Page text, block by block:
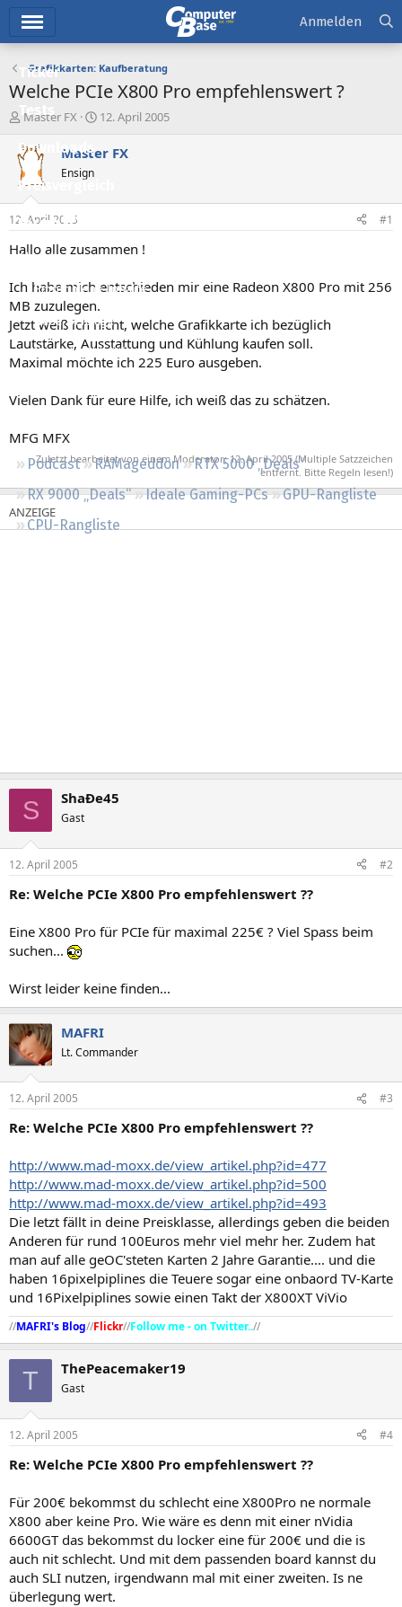
Ticker
Tests
Downloads
Preisvergleich
Forum
Aktuelles
Empfohlene Inhalte
Neue Beiträge
Neueste Aktivitäten
Podcast RAMageddon
RTX 5000 „Deals“
RX 9000 „Deals“
Ideale Gaming-PCs
GPU-Rangliste
CPU-Rangliste
Anmelden
Grafikkarten: Kaufberatung
Welche PCIe X800 Pro empfehlenswert ?
E
s
t
e
e
r
Master FX
E
s
t
a
12. April 2005
Master FX
Ensign
12. April 2005 #1
Hallo alle zusammen !
Ich habe mich entschieden mir eine Radeon X800 Pro mit 256
MB zuzulegen.
Jetzt weiß ich nicht, welche Grafikkarte ich bezüglich
Lautstärke, Ausstattung und Kühlung kaufen soll.
Maximal möchte ich 225 Euro ausgeben.
Vielen Dank für eure Hilfe, ich weiß das zu schätzen.
MFG MFX
Zuletzt bearbeitet von einem Moderator:12. April 2005(Multiple Satzzeichen
entfernt. Bitte Regeln lesen!)
S ShaÐe45
Gast
12. April 2005 #2
Re: Welche PCIe X800 Pro empfehlenswert ??
Eine X800 Pro für PCIe für maximal 225€ ? Viel Spass beim
suchen...
Wirst leider keine finden...
MAFRI
Lt. Commander
12. April 2005 #3
Re: Welche PCIe X800 Pro empfehlenswert ??
http://www.mad-moxx.de/view_artikel.php?id=477
http://www.mad-moxx.de/view_artikel.php?id=500
http://www.mad-moxx.de/view_artikel.php?id=493
Die letzt fällt in deine Preisklasse, allerdings geben die beiden
Anderen für rund 100Euros mehr viel mehr her. Zudem hat
man auf alle geOC'steten Karten 2 Jahre Garantie.... und die
haben 16pixelpiplines die Teuere sogar eine onbaord TV-Karte
und 16Pixelpiplines sowie einen Takt der X800XT ViVio
//MAFRI's Blog//Flickr//Follow me - on Twitter..//​
T ThePeacemaker19
Gast
12. April 2005 #4
Re: Welche PCIe X800 Pro empfehlenswert ??
Für 200€ bekommst du schlecht eine X800Pro ne normale
X800 aber keine Pro. Wie wäre es denn mit einer nVidia
6600GT das bekommst du locker eine für 200€ und die is
auch nit schlecht. Und mit dem passenden board kannst du
auch SLI nutzen, irgendwann mal mit einer zweiten. Is ne
überlegung wert.